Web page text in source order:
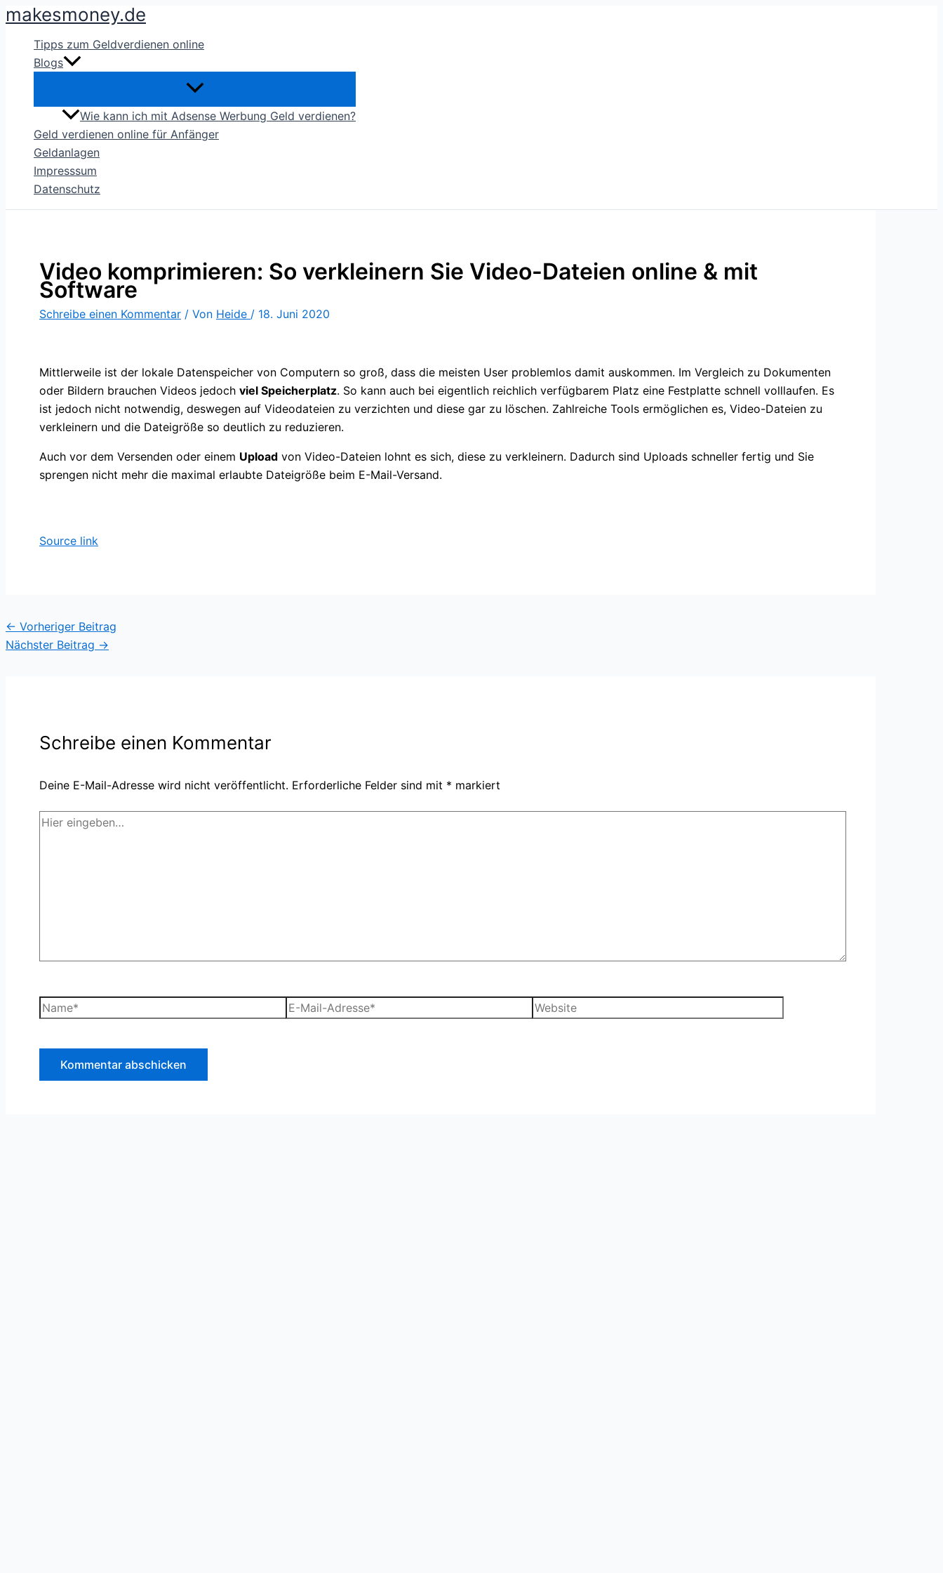
Zum
springen
makesmoney.de
Tipps zum Geldverdienen online
Blogs
Wie kann ich mit Adsense Werbung Geld verdienen?
Geld verdienen online für Anfänger
Geldanlagen
Impresssum
Datenschutz
Video komprimieren: So verkleinern Sie Video-Dateien online & mit
Software
Schreibe einen Kommentar / Von Heide / 18. Juni 2020
Mittlerweile ist der lokale Datenspeicher von Computern so groß, dass die meisten User problemlos damit auskommen. Im Vergleich zu Dokumenten
oder Bildern brauchen Videos jedoch viel Speicherplatz. So kann auch bei eigentlich reichlich verfügbarem Platz eine Festplatte schnell volllaufen. Es
ist jedoch nicht notwendig, deswegen auf Videodateien zu verzichten und diese gar zu löschen. Zahlreiche Tools ermöglichen es, Video-Dateien zu
verkleinern und die Dateigröße so deutlich zu reduzieren.
Auch vor dem Versenden oder einem Upload von Video-Dateien lohnt es sich, diese zu verkleinern. Dadurch sind Uploads schneller fertig und Sie
sprengen nicht mehr die maximal erlaubte Dateigröße beim E-Mail-Versand.
Source link
← Vorheriger Beitrag
Nächster Beitrag →
Schreibe einen Kommentar
Deine E-Mail-Adresse wird nicht veröffentlicht. Erforderliche Felder sind mit * markiert
Hier
Name*
E-
Mail-
Website